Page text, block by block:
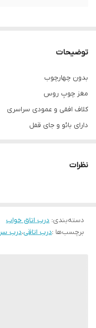
توضیحات
بدون چهارچوب
مغز چوبِ روس
کلاف افقی و عمودی سراسری
دارای بائو و جای قفل
ابعاد استاندارد ۷۸ × ۲۰۵
نظرات
دسته‌بندی: درب اتاق خواب
برچسب‌ها :درب اتاقی،درب